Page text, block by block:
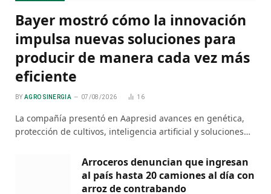
Bayer mostró cómo la innovación
impulsa nuevas soluciones para
producir de manera cada vez más
eficiente
BY AGRO SINERGIA 07/08/2026 16
La compañía presentó en Aapresid avances en genética,
protección de cultivos, inteligencia artificial y soluciones…
Arroceros denuncian que ingresan
al país hasta 20 camiones al día con
arroz de contrabando